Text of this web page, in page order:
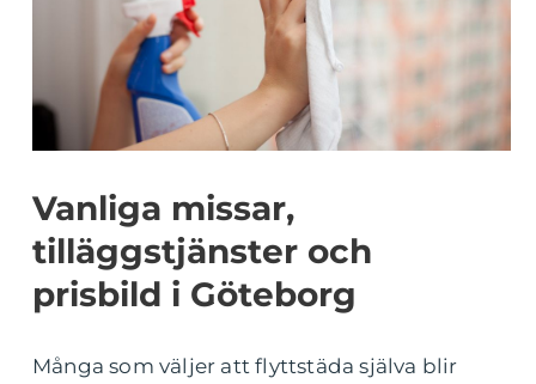
Vanliga missar,
tilläggstjänster och
prisbild i Göteborg
Många som väljer att flyttstäda själva blir